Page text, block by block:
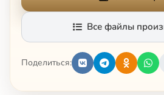
Все файлы
Поделиться: